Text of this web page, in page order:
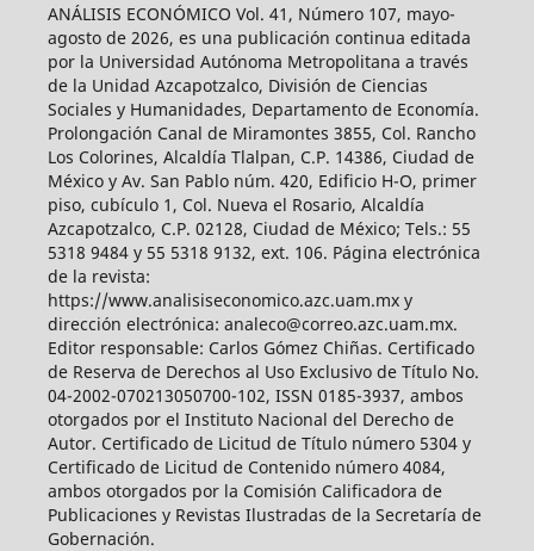
ANÁLISIS ECONÓMICO Vol. 41, Número 107, mayo-
agosto de 2026, es una publicación continua editada
por la Universidad Autónoma Metropolitana a través
de la Unidad Azcapotzalco, División de Ciencias
Sociales y Humanidades, Departamento de Economía.
Prolongación Canal de Miramontes 3855, Col. Rancho
Los Colorines, Alcaldía Tlalpan, C.P. 14386, Ciudad de
México y Av. San Pablo núm. 420, Edificio H-O, primer
piso, cubículo 1, Col. Nueva el Rosario, Alcaldía
Azcapotzalco, C.P. 02128, Ciudad de México; Tels.: 55
5318 9484 y 55 5318 9132, ext. 106. Página electrónica
de la revista:
https://www.analisiseconomico.azc.uam.mx y
dirección electrónica: analeco@correo.azc.uam.mx.
Editor responsable: Carlos Gómez Chiñas. Certificado
de Reserva de Derechos al Uso Exclusivo de Título No.
04-2002-070213050700-102, ISSN 0185-3937, ambos
otorgados por el Instituto Nacional del Derecho de
Autor. Certificado de Licitud de Título número 5304 y
Certificado de Licitud de Contenido número 4084,
ambos otorgados por la Comisión Calificadora de
Publicaciones y Revistas Ilustradas de la Secretaría de
Gobernación.